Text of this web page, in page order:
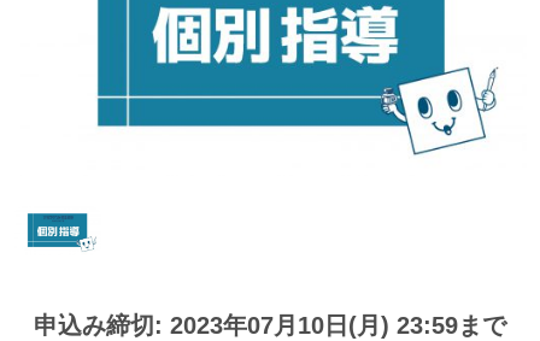
申込み締切: 2023年07月10日(月) 23:59まで